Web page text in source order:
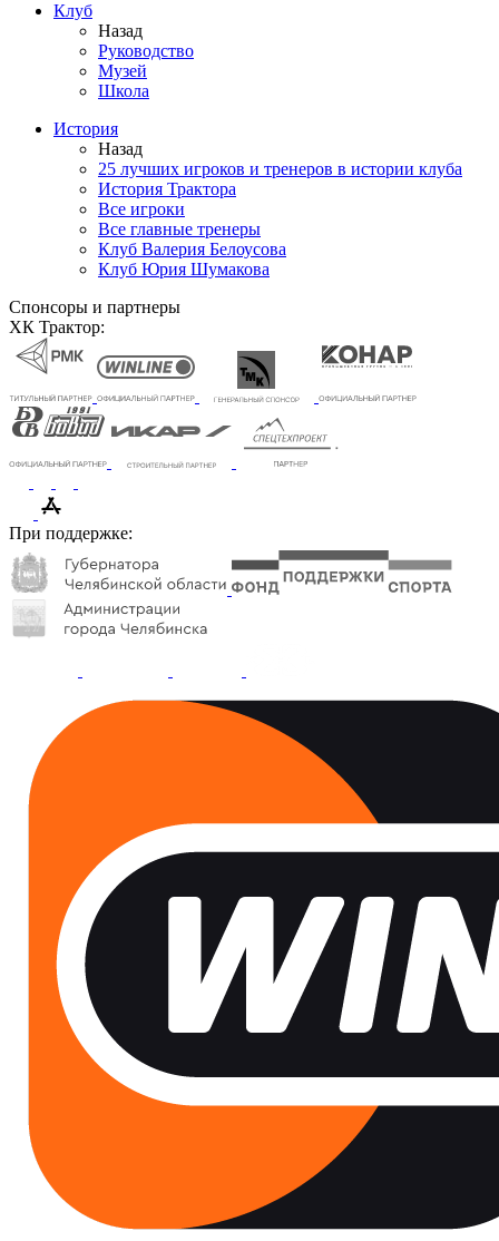
Клуб
Назад
Руководство
Музей
Школа
История
Назад
25 лучших игроков и тренеров в истории клуба
История Трактора
Все игроки
Все главные тренеры
Клуб Валерия Белоусова
Клуб Юрия Шумакова
Спонсоры и партнеры
ХК Трактор:
При поддержке: